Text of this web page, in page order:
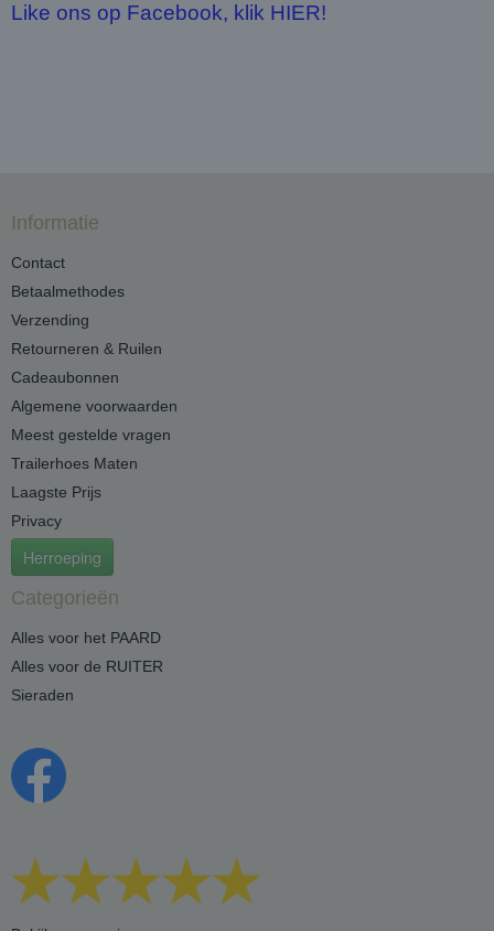
Like ons op Facebook, klik HIER!
Informatie
Contact
Betaalmethodes
Verzending
Retourneren & Ruilen
Cadeaubonnen
Algemene voorwaarden
Meest gestelde vragen
Trailerhoes Maten
Laagste Prijs
Privacy
Herroeping
Categorieën
Alles voor het PAARD
Alles voor de RUITER
Sieraden